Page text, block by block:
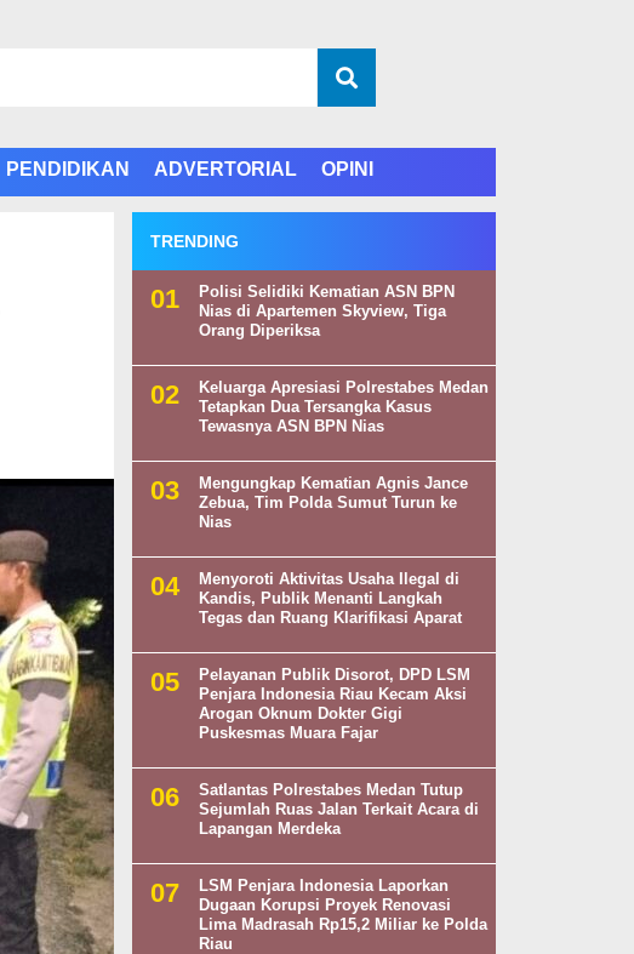
PENDIDIKAN ADVERTORIAL OPINI
TRENDING
Polisi Selidiki Kematian ASN BPN
Nias di Apartemen Skyview, Tiga
Orang Diperiksa
Keluarga Apresiasi Polrestabes Medan
Tetapkan Dua Tersangka Kasus
Tewasnya ASN BPN Nias
Mengungkap Kematian Agnis Jance
Zebua, Tim Polda Sumut Turun ke
Nias
Menyoroti Aktivitas Usaha Ilegal di
Kandis, Publik Menanti Langkah
Tegas dan Ruang Klarifikasi Aparat
Pelayanan Publik Disorot, DPD LSM
Penjara Indonesia Riau Kecam Aksi
Arogan Oknum Dokter Gigi
Puskesmas Muara Fajar
Satlantas Polrestabes Medan Tutup
Sejumlah Ruas Jalan Terkait Acara di
Lapangan Merdeka
LSM Penjara Indonesia Laporkan
Dugaan Korupsi Proyek Renovasi
Lima Madrasah Rp15,2 Miliar ke Polda
Riau